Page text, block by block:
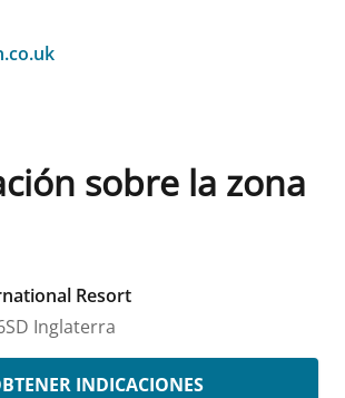
sobre la zona
Resort
Inglaterra
INDICACIONES